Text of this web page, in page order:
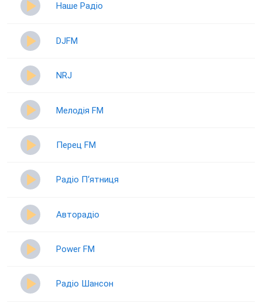
Наше Радіо
DJFM
NRJ
Мелодія FM
Перец FM
Радіо П‘ятниця
Авторадіо
Power FM
Радіо Шансон